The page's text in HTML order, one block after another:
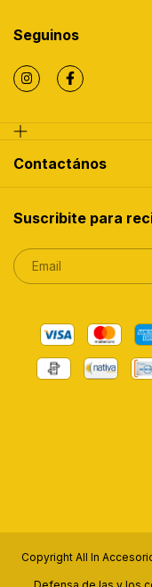
Seguinos
Contactános
Suscribite para
Copyright All In